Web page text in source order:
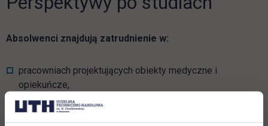
Absolwenci znajdują zatrudnienie w:
pracowniach projektujących obiekty medyczne i
opiekuńcze,
firmach konsultingowych,